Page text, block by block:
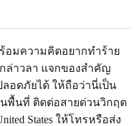
อมความคิดอยากทำร้าย
กล่าวลา แจกของสำคัญ
อดภัยได้ ให้ถือว่านี่เป็น
นพื้นที่ ติดต่อสายด่วนวิกฤต
States ให้โทรหรือส่ง